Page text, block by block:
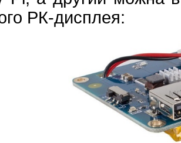
РК-дисплея: